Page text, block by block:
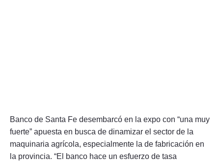
Banco de Santa Fe desembarcó en la expo con “una muy
fuerte” apuesta en busca de dinamizar el sector de la
maquinaria agrícola, especialmente la de fabricación en
la provincia. “El banco hace un esfuerzo de tasa